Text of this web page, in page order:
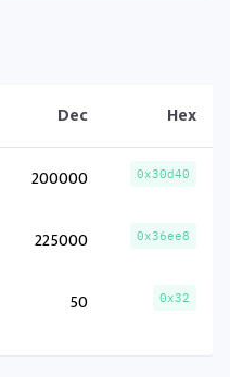
Dec Hex
200000 0x30d40
225000 0x36ee8
50 0x32